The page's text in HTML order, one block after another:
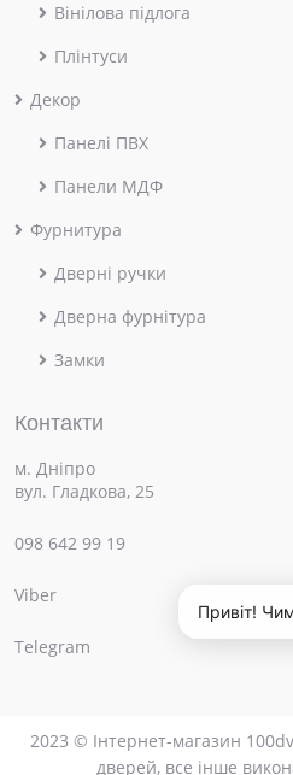
Привіт!
Вінілова підлога
Плінтуси
Декор
Панелі ПВХ
Панели МДФ
Фурнитура
Дверні ручки
Дверна фурнітура
Замки
Контакти
м. Дніпро
вул. Гладкова, 25
098 642 99 19
Viber
Telegram
2023 © Інтернет-магазин
дверей, все інше